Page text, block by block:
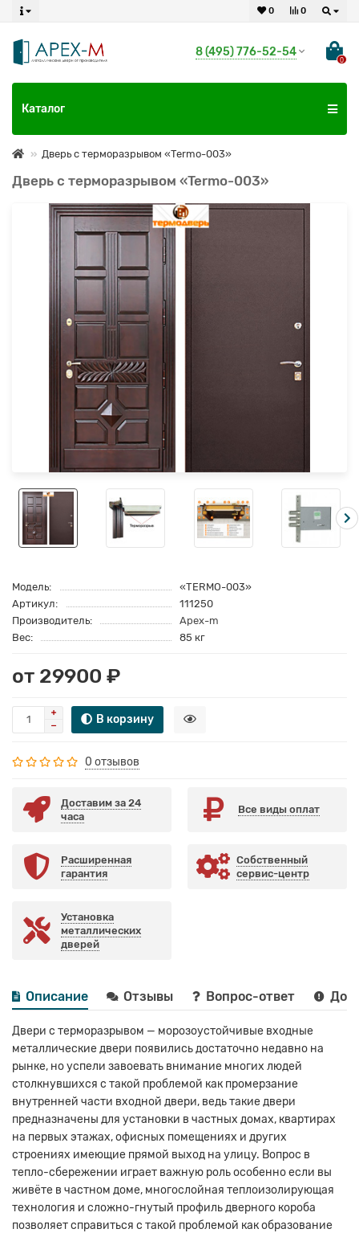
0
0
8 (495) 776-52-54
0
Каталог
Дверь с терморазрывом «Termo-003»
Дверь с терморазрывом «Termo-003»
Модель:
«TERMO-003»
Артикул:
111250
Производитель:
Apex-m
Вес:
85 кг
от 29900 ₽
В корзину
0 отзывов
Доставим за 24
часа
Все виды оплат
Расширенная
гарантия
Собственный
сервис-центр
Установка
металлических
дверей
Описание Отзывы Вопрос-ответ
Двери с терморазрывом — морозоустойчивые входные
металлические двери появились достаточно недавно на
рынке, но успели завоевать внимание многих людей
столкнувшихся с такой проблемой как промерзание
внутренней части входной двери, ведь такие двери
предназначены для установки в частных домах, квартирах
на первых этажах, офисных помещениях и других
строениях имеющие прямой выход на улицу. Вопрос в
тепло-сбережении играет важную роль особенно если вы
живёте в частном доме, многослойная теплоизолирующая
технология и сложно-гнутый профиль дверного короба
позволяет справиться с такой проблемой как образование